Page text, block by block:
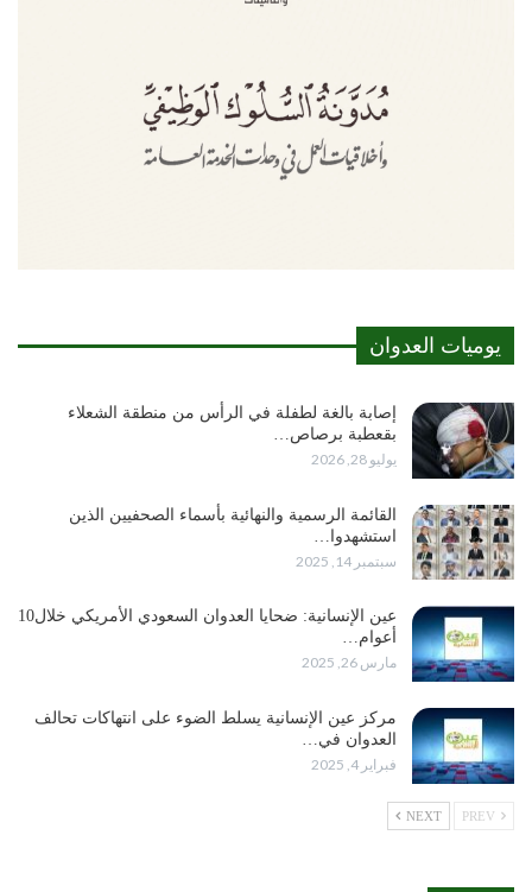
يوميات العدوان
إصابة بالغة لطفلة في الرأس من منطقة الشعلاء
بقعطبة برصاص…
يوليو 28, 2026
القائمة الرسمية والنهائية بأسماء الصحفيين الذين
استشهدوا…
سبتمبر 14, 2025
عين الإنسانية: ضحايا العدوان السعودي الأمريكي خلال10
أعوام…
مارس 26, 2025
مركز عين الإنسانية يسلط الضوء على انتهاكات تحالف
العدوان في…
فبراير 4, 2025
NEXT